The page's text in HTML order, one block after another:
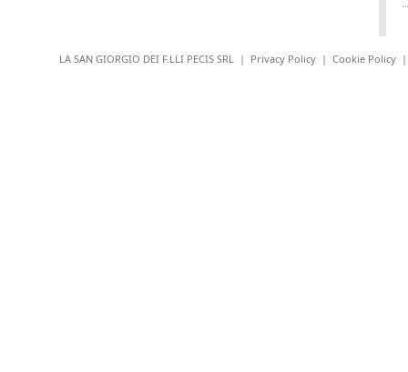
LA SAN GIORGIO DEI F.LLI PECIS SRL | Privacy Policy | Cookie Policy